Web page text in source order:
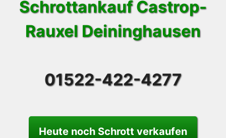
Schrottankauf Castrop-
Rauxel Deininghausen
01522-422-4277
Heute noch Schrott verkaufen